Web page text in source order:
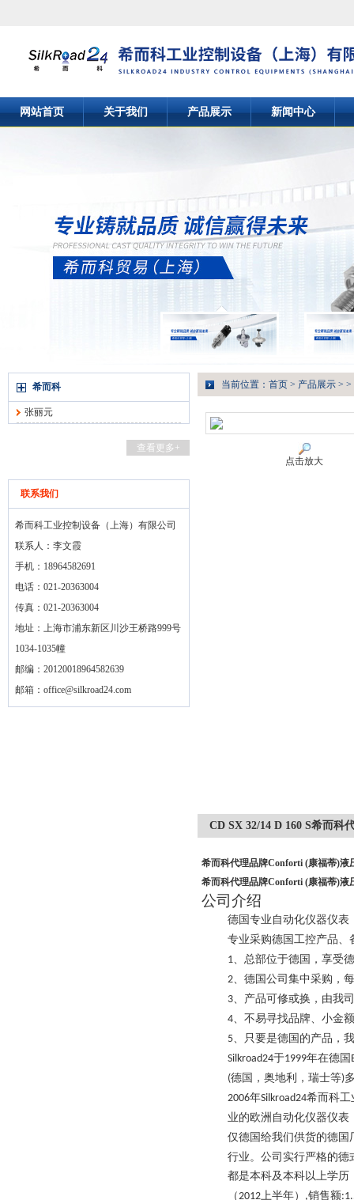
网站首页 关于我们 产品展示 新闻中心
希而科
张丽元
查看更多+
联系我们
希而科工业控制设备（上海）有限公司
联系人：李文霞
手机：18964582691
电话：021-20363004
传真：021-20363004
地址：上海市浦东新区川沙王桥路999号
1034-1035幢
邮编：20120018964582639
邮箱： office@silkroad24.com
当前位置： 首页 > 产品展示 > >
点击放大
CD SX 32/14 D 160 S希而科
希而科代理品牌Conforti (康福蒂)液
希而科代理品牌Conforti (康福蒂)液
公司介绍
德国专业自动化仪器仪表
专业采购德国工控产品、
1、总部位于德国，享受
2、德国公司集中采购，
3、产品可修或换，由我
4、不易寻找品牌、小金
5、只要是德国的产品，
Silkroad24于1999年在德国
(德国，奥地利，瑞士等)
2006年Silkroad24希而科工
业的欧洲自动化仪器仪
仅德国给我们供货的德国
行业。公司实行严格的德
都是本科及本科以上学历
（2012上半年） ,销售额